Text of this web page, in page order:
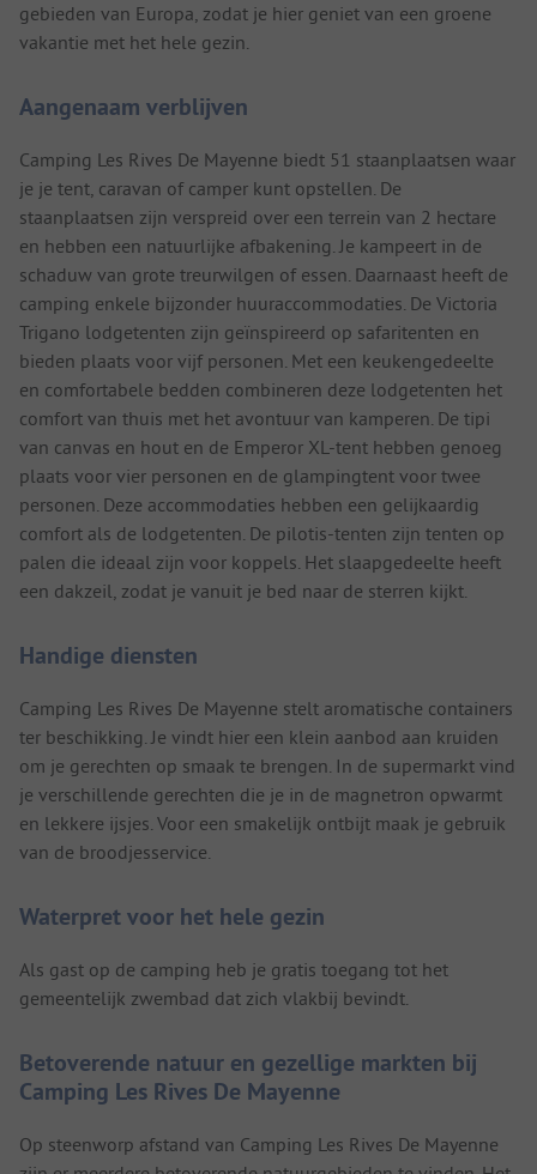
gebieden van Europa, zodat je hier geniet van een groene
vakantie met het hele gezin.
Aangenaam verblijven
Camping Les Rives De Mayenne biedt 51 staanplaatsen waar
je je tent, caravan of camper kunt opstellen. De
staanplaatsen zijn verspreid over een terrein van 2 hectare
en hebben een natuurlijke afbakening. Je kampeert in de
schaduw van grote treurwilgen of essen. Daarnaast heeft de
camping enkele bijzonder huuraccommodaties. De Victoria
Trigano lodgetenten zijn geïnspireerd op safaritenten en
bieden plaats voor vijf personen. Met een keukengedeelte
en comfortabele bedden combineren deze lodgetenten het
comfort van thuis met het avontuur van kamperen. De tipi
van canvas en hout en de Emperor XL-tent hebben genoeg
plaats voor vier personen en de glampingtent voor twee
personen. Deze accommodaties hebben een gelijkaardig
comfort als de lodgetenten. De pilotis-tenten zijn tenten op
palen die ideaal zijn voor koppels. Het slaapgedeelte heeft
een dakzeil, zodat je vanuit je bed naar de sterren kijkt.
Handige diensten
Camping Les Rives De Mayenne stelt aromatische containers
ter beschikking. Je vindt hier een klein aanbod aan kruiden
om je gerechten op smaak te brengen. In de supermarkt vind
je verschillende gerechten die je in de magnetron opwarmt
en lekkere ijsjes. Voor een smakelijk ontbijt maak je gebruik
van de broodjesservice.
Waterpret voor het hele gezin
Als gast op de camping heb je gratis toegang tot het
gemeentelijk zwembad dat zich vlakbij bevindt.
Betoverende natuur en gezellige markten bij
Camping Les Rives De Mayenne
Op steenworp afstand van Camping Les Rives De Mayenne